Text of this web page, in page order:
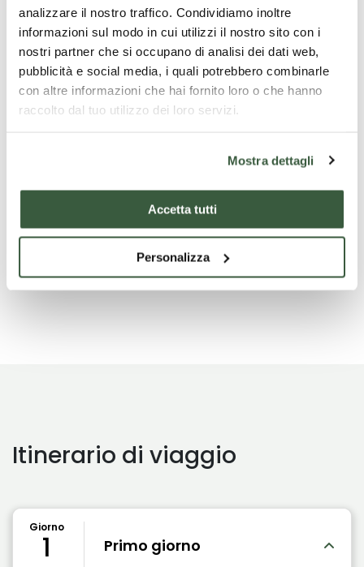
analizzare il nostro traffico. Condividiamo inoltre
informazioni sul modo in cui utilizzi il nostro sito con i
nostri partner che si occupano di analisi dei dati web,
pubblicità e social media, i quali potrebbero combinarle
con altre informazioni che hai fornito loro o che hanno
raccolto dal tuo utilizzo dei loro servizi.
Mostra dettagli
Accetta tutti
Personalizza
- Noleggio Vespa mezza giornata
- Degustazione di vini in cantina
Ce qui n'est pas inclus
- Extra in genere
Itinerario di viaggio
Giorno
1 Primo giorno